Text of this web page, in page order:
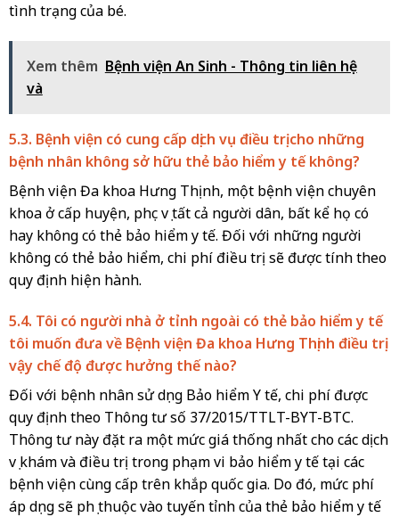
tình trạng của bé.
Xem thêm Bệnh viện An Sinh - Thông tin liên hệ
và
5.3. Bệnh viện có cung cấp dịch vụ điều trị cho những
bệnh nhân không sở hữu thẻ bảo hiểm y tế không?
Bệnh viện Đa khoa Hưng Thịnh, một bệnh viện chuyên
khoa ở cấp huyện, phục vụ tất cả người dân, bất kể họ có
hay không có thẻ bảo hiểm y tế. Đối với những người
không có thẻ bảo hiểm, chi phí điều trị sẽ được tính theo
quy định hiện hành.
5.4. Tôi có người nhà ở tỉnh ngoài có thẻ bảo hiểm y tế
tôi muốn đưa về Bệnh viện Đa khoa Hưng Thịnh điều trị
vậy chế độ được hưởng thế nào?
Đối với bệnh nhân sử dụng Bảo hiểm Y tế, chi phí được
quy định theo Thông tư số 37/2015/TTLT-BYT-BTC.
Thông tư này đặt ra một mức giá thống nhất cho các dịch
vụ khám và điều trị trong phạm vi bảo hiểm y tế tại các
bệnh viện cùng cấp trên khắp quốc gia. Do đó, mức phí
áp dụng sẽ phụ thuộc vào tuyến tỉnh của thẻ bảo hiểm y tế